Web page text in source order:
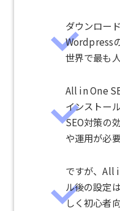
ダウンロー
Wordpress
世界で最も
All in One
インストー
SEO対策の
や運用が必
ですが、All
ル後の設定
しく初心者